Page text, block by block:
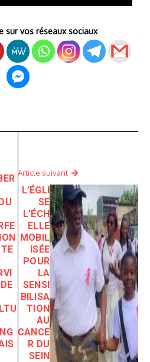
sur vos réseaux sociaux
Article suivant
L’ÉGLI
SE
L’ÉCH
ELLE
MOBIL
ISÉE
POUR
LA
SENSI
BILISA
TION
AU
CANCE
R DU
SEIN